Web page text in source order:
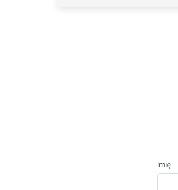
Imię